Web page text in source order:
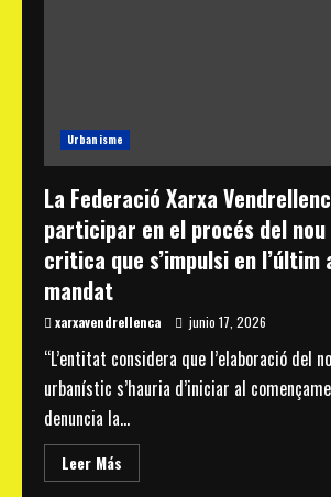
Urbanisme
La Federació Xarxa
participar en el procés del nou
critica que s’impulsi en l’últim
mandat
xarxavendrellenca junio 17, 2026
“L’entitat considera que l’elaboració del
urbanístic s’hauria d’iniciar al
denuncia la...
Leer Más
more